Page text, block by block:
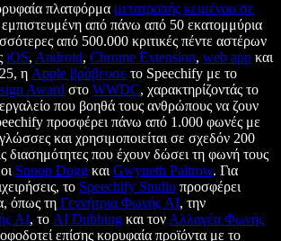
πλατφόρμα μετατροπής κειμένου σε
από πάνω από 50 εκατομμύρια
από 500.000 κριτικές πέντε αστέρων
iOS, Android, Chrome Extension, web app και
η Apple βράβευσε το Speechify με το
Award στο WWDC, χαρακτηρίζοντάς το
που βοηθά τους ανθρώπους να ζουν
προσφέρει πάνω από 1.000 φωνές με
και χρησιμοποιείται σε σχεδόν 200
διασημότητες που έχουν δώσει τη φωνή τους
Snoop Dogg και Gwyneth Paltrow. Για
το Speechify Studio προσφέρει
όπως τη Γεννήτρια Φωνής AI, την
AI, το AI Dubbing και τον Αλλαγέα Φωνής
επίσης κορυφαία προϊόντα με το